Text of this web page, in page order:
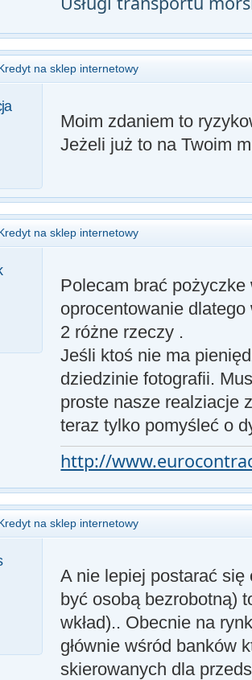
na sklep internetowy
Moim zdaniem to
Jeżeli już to na Twoim
na sklep internetowy
Polecam brać
oprocentowanie
2 różne rzeczy .
Jeśli ktoś nie ma
dziedzinie fotografii.
proste nasze realziacje
teraz tylko pomyśleć o
http://
na sklep internetowy
A nie lepiej postarać
być osobą bezrobotną)
wkład).. Obecnie na
głównie wśród banków
skierowanych dla